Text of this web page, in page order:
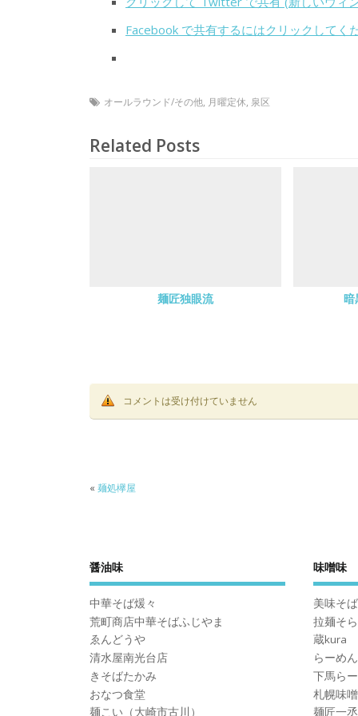
Facebook で共有するにはクリックしてく
オールラウンド/その他, 月曜定休, 泉区
Related Posts
麺匠独眼流 暗
コメントは受け付けていません
« 麺処欅屋
醤油味
中華そば煖々
荒町商店中華そばふじやま
ゑんどうや
清水屋南光台店
きそばたかみ
おなつ食堂
麺こい（大崎市古川）
味噌味
美味そ
拉麺そ
蔵kura
らーめ
下馬ら
札幌味
麺匠一丞